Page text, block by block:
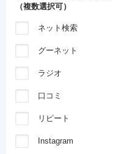
（複数選択可）
ネット検索
グーネット
ラジオ
口コミ
リピート
Instagram